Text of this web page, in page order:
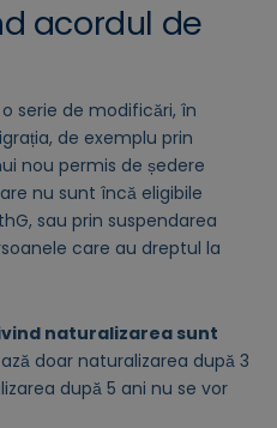
acordul de
serie de modificări, în
de exemplu prin
nou permis de ședere
nu sunt încă eligibile
sau prin suspendarea
care au dreptul la
naturalizarea sunt
doar naturalizarea după 3
după 5 ani nu se vor